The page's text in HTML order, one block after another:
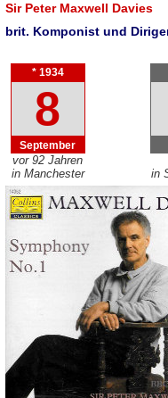
Sir Peter Maxwell Davies
brit. Komponist und
* 1934
8
September
vor 92 Jahren
in Manchester
in